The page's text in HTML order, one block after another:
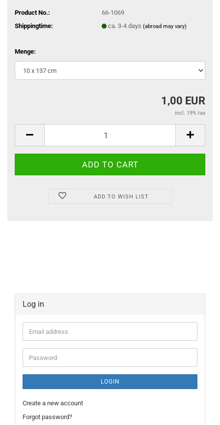
Product No.:
66-1069
Shippingtime:
ca. 3-4 days (abroad may vary)
Menge:
1,00 EUR
incl. 19% tax
ADD TO WISH LIST
Log in
Email
address
Password
LOGIN
Create a new account
Forgot password?